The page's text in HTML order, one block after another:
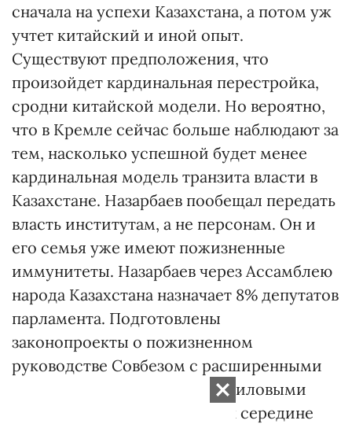
сначала на успехи Казахстана, а потом уж
учтет китайский и иной опыт.
Существуют предположения, что
произойдет кардинальная перестройка,
сродни китайской модели. Но вероятно,
что в Кремле сейчас больше наблюдают за
тем, насколько успешной будет менее
кардинальная модель транзита власти в
Казахстане. Назарбаев пообещал передать
власть институтам, а не персонам. Он и
его семья уже имеют пожизненные
иммунитеты. Назарбаев через Ассамблею
народа Казахстана назначает 8% депутатов
парламента. Подготовлены
законопроекты о пожизненном
руководстве Совбезом с расширенными
полномочиями управления силовыми
структурами. Приближаясь к середине